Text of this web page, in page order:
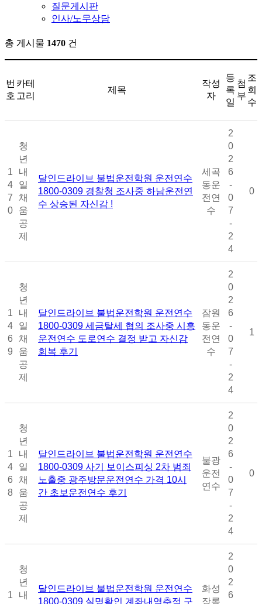
질문게시판
인사/노무상담
총 게시물 1470 건
번
호
카테
고리
제목
작성
자
등
록
일
첨
부
조
회
수
1
4
7
0
청
년
내
일
채
움
공
제
달인드라이브 불법운전학원 운전연수
1800-0309 경찰청 조사중 하남운전연
수 상승된 자신감 !
세곡
동운
전연
수
2
0
2
6
-
0
7
-
2
4
0
1
4
6
9
청
년
내
일
채
움
공
제
달인드라이브 불법운전학원 운전연수
1800-0309 세금탈세 협의 조사중 시흥
운전연수 도로연수 결정 받고 자신감
회복 후기
잠원
동운
전연
수
2
0
2
6
-
0
7
-
2
4
1
1
4
6
8
청
년
내
일
채
움
공
제
달인드라이브 불법운전학원 운전연수
1800-0309 사기 보이스피싱 2차 범죄
노출중 광주방문운전연수 가격 10시
간 초보운전연수 후기
불광
운전
연수
2
0
2
6
-
0
7
-
2
4
0
1
청
년
내
달인드라이브 불법운전학원 운전연수
1800-0309 실명확인 계좌내역추적 구
화성
장롱
2
0
2
6